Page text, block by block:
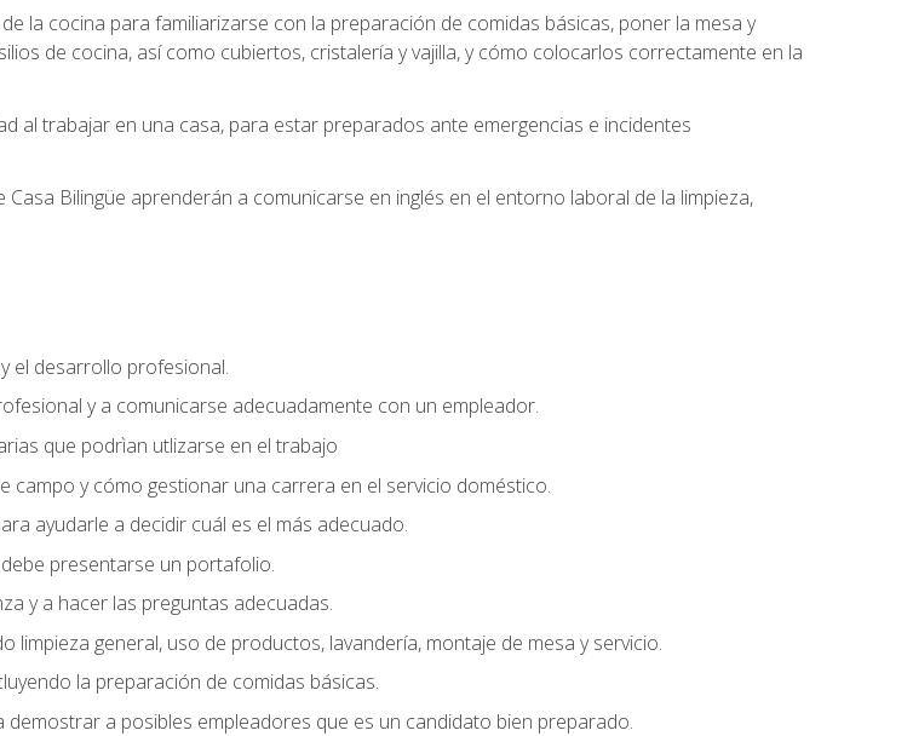
la cocina para familiarizarse con la preparación de comidas básicas, poner la mesa y
de cocina, así como cubiertos, cristalería y vajilla, y cómo colocarlos correctamente en la
al trabajar en una casa, para estar preparados ante emergencias e incidentes
Bilingüe aprenderán a comunicarse en inglés en el entorno laboral de la limpieza,
el desarrollo profesional.
y a comunicarse adecuadamente con un empleador.
que podrìan utlizarse en el trabajo
y cómo gestionar una carrera en el servicio doméstico.
ayudarle a decidir cuál es el más adecuado.
presentarse un portafolio.
y a hacer las preguntas adecuadas.
limpieza general, uso de productos, lavandería, montaje de mesa y servicio.
la preparación de comidas básicas.
a posibles empleadores que es un candidato bien preparado.